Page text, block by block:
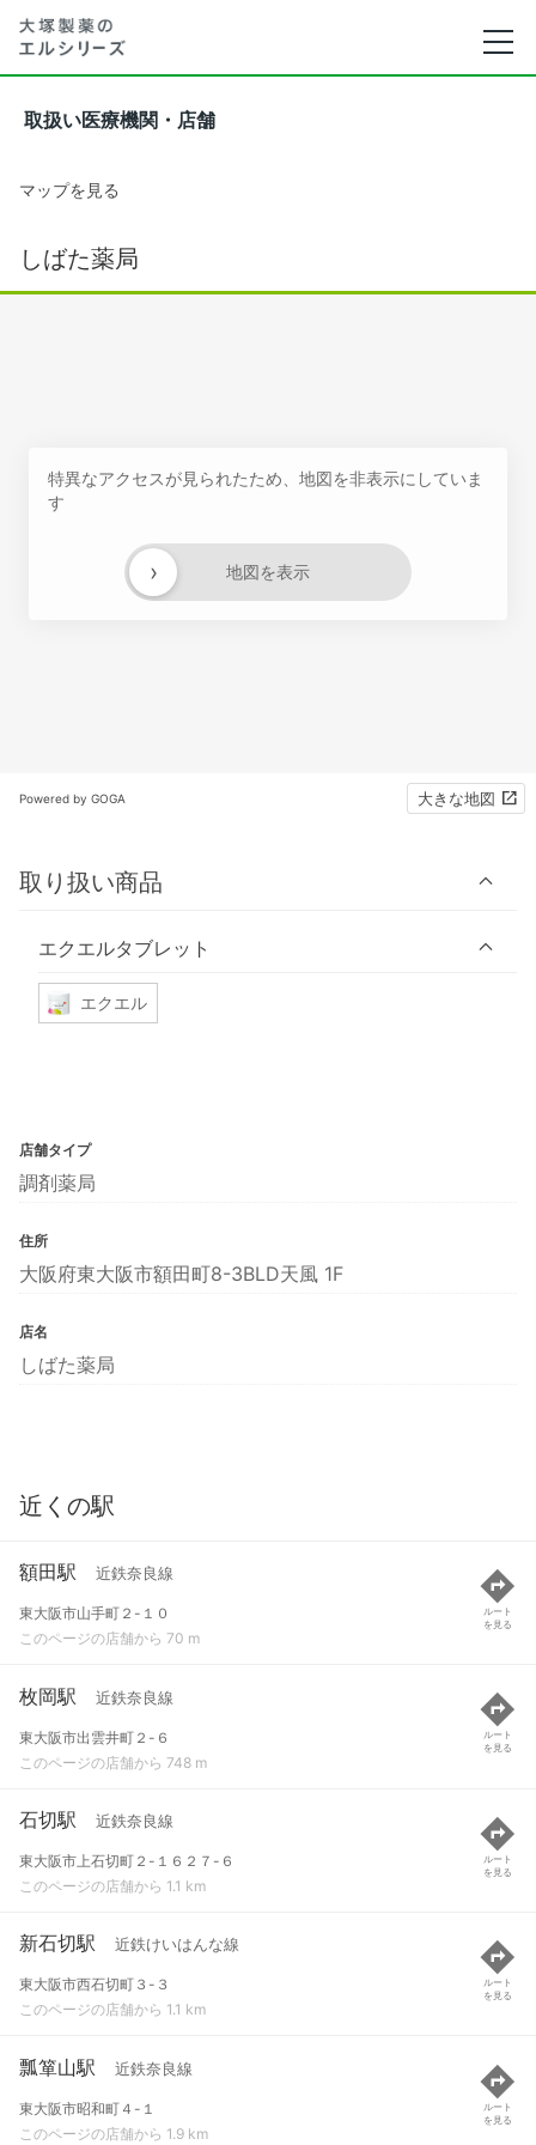
取扱い医療機関・店舗
マップを見る
しばた薬局
特異なアクセスが見られたため、地図を非表示にしていま
す
地図を表示
›
Powered by GOGA 大きな地図
取り扱い商品
エクエルタブレット
エクエル
店舗タイプ
調剤薬局
住所
大阪府東大阪市額田町8-3BLD天風 1F
店名
しばた薬局
近くの駅
額田駅 近鉄奈良線
東大阪市山手町２-１０
このページの店舗から 70 m
ルート
を見る
枚岡駅 近鉄奈良線
東大阪市出雲井町２-６
このページの店舗から 748 m
ルート
を見る
石切駅 近鉄奈良線
東大阪市上石切町２-１６２７-６
このページの店舗から 1.1 km
ルート
を見る
新石切駅 近鉄けいはんな線
東大阪市西石切町３-３
このページの店舗から 1.1 km
ルート
を見る
瓢箪山駅 近鉄奈良線
東大阪市昭和町４-１
このページの店舗から 1.9 km
ルート
を見る